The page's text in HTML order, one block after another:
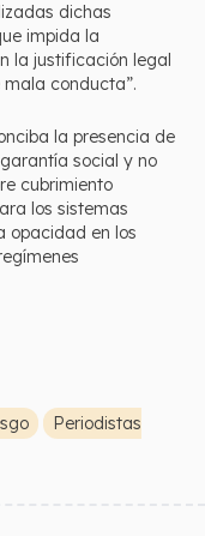
dichas
impida la
la justificación legal
conducta”.
la presencia de
social y no
cubrimiento
los sistemas
opacidad en los
Periodistas